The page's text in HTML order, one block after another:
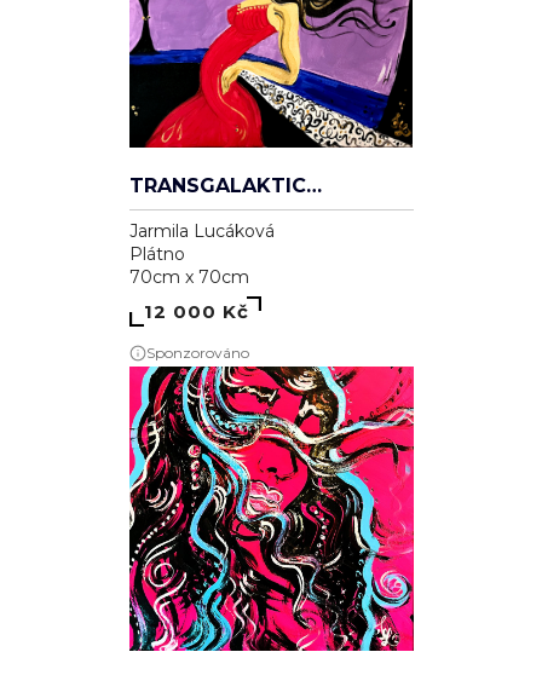
TRANSGALAKTICKÁ
Jarmila Lucáková
Plátno
70cm x 70cm
12 000 Kč
Sponzorováno